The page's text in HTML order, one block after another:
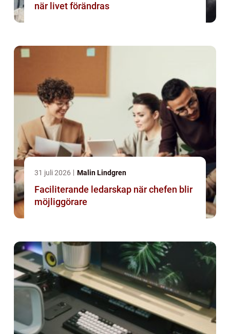
när livet förändras
31 juli 2026 Malin Lindgren
Faciliterande ledarskap när chefen blir
möjliggörare